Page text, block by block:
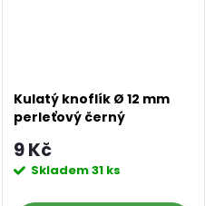
Kulatý knoflík Ø 12 mm
perleťový černý
9 Kč
Skladem31 ks